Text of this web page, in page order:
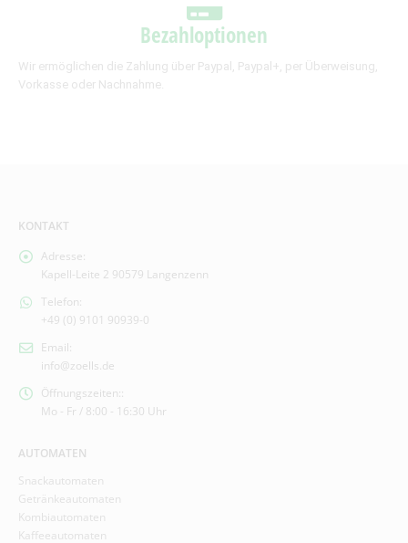
Bezahloptionen
Wir ermöglichen die Zahlung über Paypal, Paypal+, per Überweisung,
Vorkasse oder Nachnahme.
KONTAKT
Adresse:
Kapell-Leite 2 90579 Langenzenn
Telefon:
+49 (0) 9101 90939-0
Email:
info@zoells.de
Öffnungszeiten::
Mo - Fr / 8:00 - 16:30 Uhr
AUTOMATEN
Snackautomaten
Getränkeautomaten
Kombiautomaten
Kaffeeautomaten